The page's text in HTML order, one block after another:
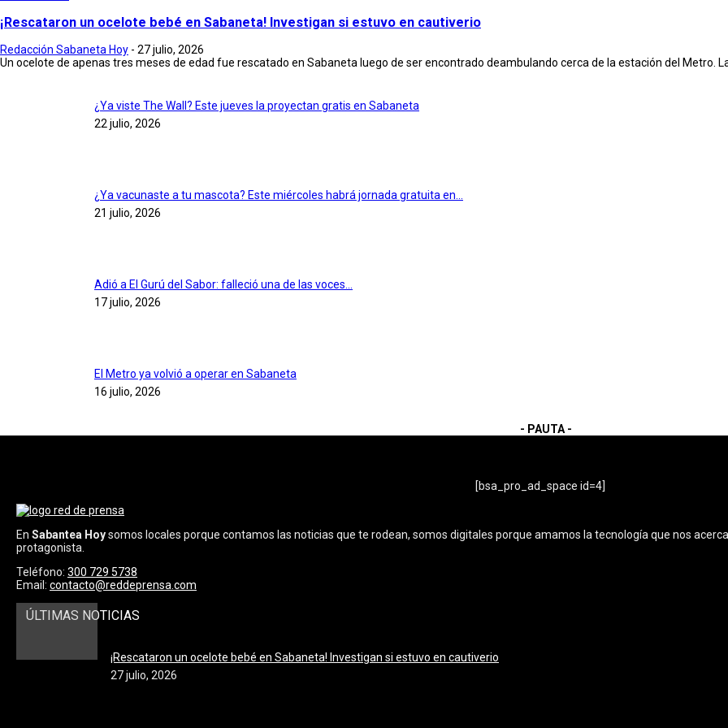
¡Rescataron un ocelote bebé en Sabaneta! Investigan si estuvo en cautiverio
Redacción Sabaneta Hoy - 27 julio, 2026
Un ocelote de apenas tres meses de edad fue rescatado en Sabaneta luego de ser encontrado deambulando cerca de la estación del Metro.
¿Ya viste The Wall? Este jueves la proyectan gratis en Sabaneta
22 julio, 2026
¿Ya vacunaste a tu mascota? Este miércoles habrá jornada gratuita en...
21 julio, 2026
Adió a El Gurú del Sabor: falleció una de las voces...
17 julio, 2026
El Metro ya volvió a operar en Sabaneta
16 julio, 2026
- PAUTA -
[bsa_pro_ad_space id=4]
En Sabantea Hoysomos locales porque contamos las noticias que te rodean, somos digitales porque amamos la tecnología que nos
protagonista.
Teléfono: 300 729 5738
Email: contacto@reddeprensa.com
ÚLTIMAS NOTICIAS
¡Rescataron un ocelote bebé en Sabaneta! Investigan si estuvo en cautiverio
27 julio, 2026